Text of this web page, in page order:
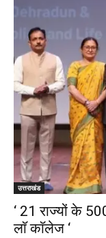
उत्तराखंड
‘ 21 राज्यों के
लाॅ काॅलेज ‘